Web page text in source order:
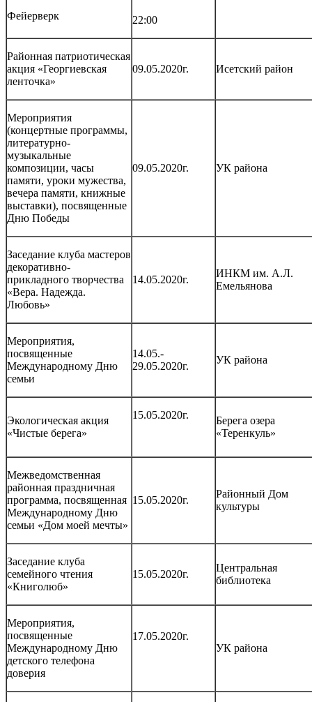
Фейерверк
22:00
Районная патриотическая
акция «Георгиевская
ленточка»
09.05.2020г. Исетский район
Мероприятия
(концертные программы,
литературно-
музыкальные
композиции, часы
памяти, уроки мужества,
вечера памяти, книжные
выставки), посвященные
Дню Победы
09.05.2020г. УК района
Заседание клуба мастеров
декоративно-
прикладного творчества
«Вера. Надежда.
Любовь»
14.05.2020г.
ИНКМ им. А.Л.
Емельянова
Мероприятия,
посвященные
Международному Дню
семьи
14.05.-
29.05.2020г.
УК района
Экологическая акция
«Чистые берега»
15.05.2020г.
Берега озера
«Теренкуль»
Межведомственная
районная праздничная
программа, посвященная
Международному Дню
семьи «Дом моей мечты»
15.05.2020г.
Районный Дом
культуры
Заседание клуба
семейного чтения
«Книголюб»
15.05.2020г.
Центральная
библиотека
Мероприятия,
посвященные
Международному Дню
детского телефона
доверия
17.05.2020г.
УК района